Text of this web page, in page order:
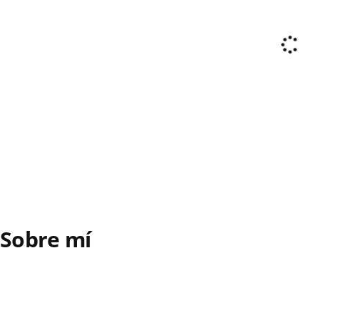
Sobre mí